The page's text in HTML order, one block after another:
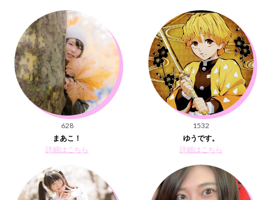
628
まあこ！
詳細はこちら
1532
ゆうです。
詳細はこちら